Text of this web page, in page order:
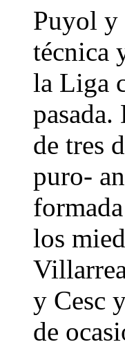
Puyol y
técnica
la Liga
de tres
puro-
los
y Cesc
de